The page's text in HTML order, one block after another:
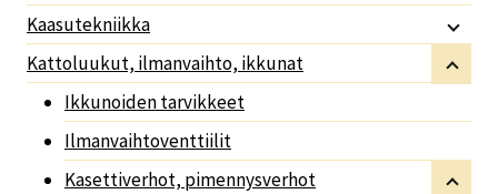
Kaasutekniikka
Kattoluukut, ilmanvaihto, ikkunat
Ikkunoiden tarvikkeet
Ilmanvaihtoventtiilit
Kasettiverhot, pimennysverhot